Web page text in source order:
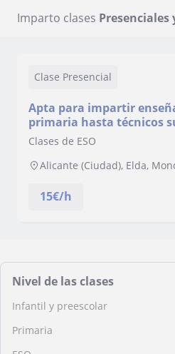
Imparto clases Presenciales
Clase Presencial
Apta para impartir
primaria hasta técnicos
proceso de adquirir la
Clases de ESO
Alicante (Ciudad), Elda,
15€/h
Nivel de las clases
Infantil y preescolar
Primaria